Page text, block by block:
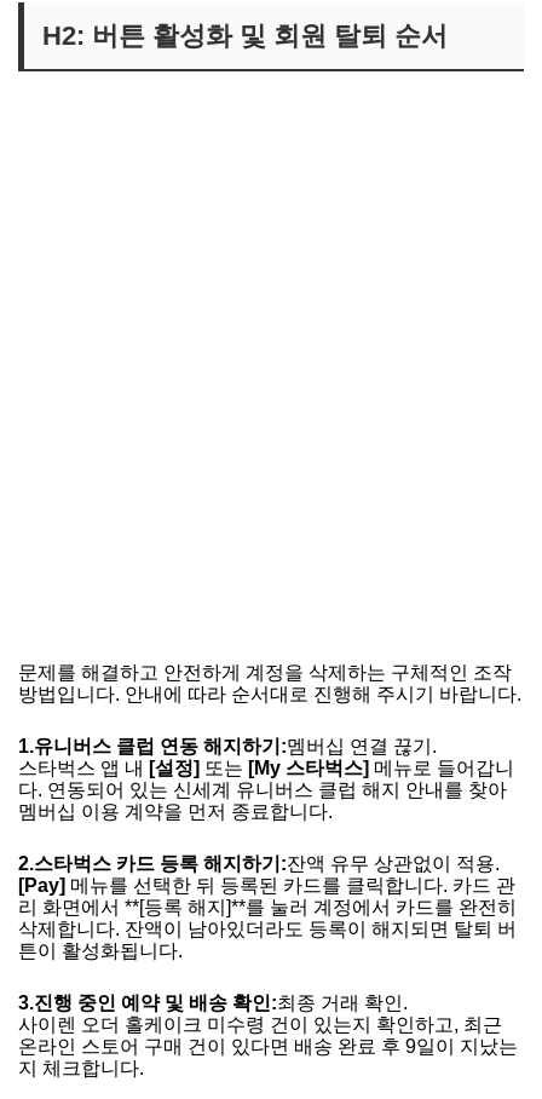
H2: 버튼 활성화 및 회원 탈퇴 순서
문제를 해결하고 안전하게 계정을 삭제하는 구체적인 조작
방법입니다. 안내에 따라 순서대로 진행해 주시기 바랍니다.
1.유니버스 클럽 연동 해지하기:멤버십 연결 끊기.
스타벅스 앱 내 [설정] 또는 [My 스타벅스] 메뉴로 들어갑니
다. 연동되어 있는 신세계 유니버스 클럽 해지 안내를 찾아
멤버십 이용 계약을 먼저 종료합니다.
2.스타벅스 카드 등록 해지하기:잔액 유무 상관없이 적용.
[Pay] 메뉴를 선택한 뒤 등록된 카드를 클릭합니다. 카드 관
리 화면에서 **[등록 해지]**를 눌러 계정에서 카드를 완전히
삭제합니다. 잔액이 남아있더라도 등록이 해지되면 탈퇴 버
튼이 활성화됩니다.
3.진행 중인 예약 및 배송 확인:최종 거래 확인.
사이렌 오더 홀케이크 미수령 건이 있는지 확인하고, 최근
온라인 스토어 구매 건이 있다면 배송 완료 후 9일이 지났는
지 체크합니다.